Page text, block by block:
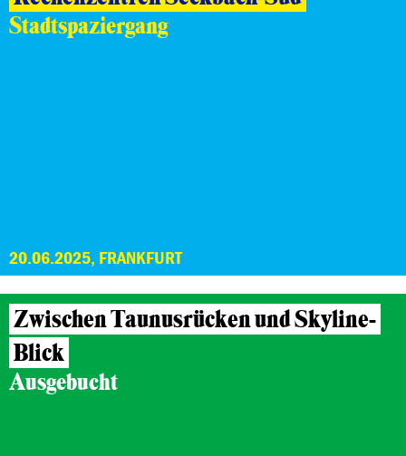
Stadtspaziergang
20.06.2025, FRANKFURT
Zwischen Taunusrücken und Skyline-
Blick
Ausgebucht